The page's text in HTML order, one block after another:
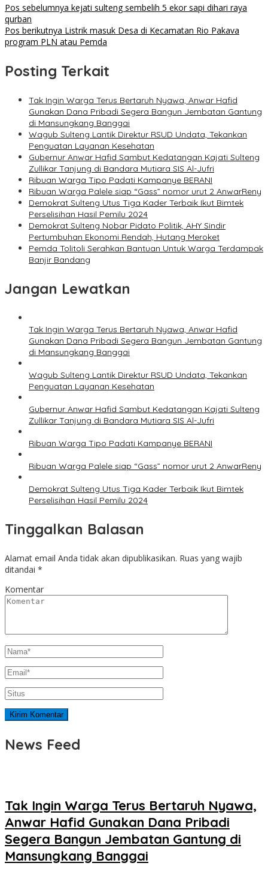
Pos sebelumnya kejati sulteng sembelih 5 ekor sapi dihari raya
qurban
Pos berikutnya Listrik masuk Desa di Kecamatan Rio Pakava
program PLN atau Pemda
Posting Terkait
Tak Ingin Warga Terus Bertaruh Nyawa, Anwar Hafid
Gunakan Dana Pribadi Segera Bangun Jembatan Gantung
di Mansungkang Banggai
Wagub Sulteng Lantik Direktur RSUD Undata, Tekankan
Penguatan Layanan Kesehatan
Gubernur Anwar Hafid Sambut Kedatangan Kajati Sulteng
Zullikar Tanjung di Bandara Mutiara SIS Al-Jufri
Ribuan Warga Tipo Padati Kampanye BERANI
Ribuan Warga Palele siap “Gass” nomor urut 2 AnwarReny
Demokrat Sulteng Utus Tiga Kader Terbaik Ikut Bimtek
Perselisihan Hasil Pemilu 2024
Demokrat Sulteng Nobar Pidato Politik, AHY Sindir
Pertumbuhan Ekonomi Rendah, Hutang Meroket
Pemda Tolitoli Serahkan Bantuan Untuk Warga Terdampak
Banjir Bandang
Jangan Lewatkan
Tak Ingin Warga Terus Bertaruh Nyawa, Anwar Hafid
Gunakan Dana Pribadi Segera Bangun Jembatan Gantung
di Mansungkang Banggai
Wagub Sulteng Lantik Direktur RSUD Undata, Tekankan
Penguatan Layanan Kesehatan
Gubernur Anwar Hafid Sambut Kedatangan Kajati Sulteng
Zullikar Tanjung di Bandara Mutiara SIS Al-Jufri
Ribuan Warga Tipo Padati Kampanye BERANI
Ribuan Warga Palele siap “Gass” nomor urut 2 AnwarReny
Demokrat Sulteng Utus Tiga Kader Terbaik Ikut Bimtek
Perselisihan Hasil Pemilu 2024
Tinggalkan Balasan
Alamat email Anda tidak akan dipublikasikan. Ruas yang wajib
ditandai *
Komentar
News Feed
Tak Ingin Warga Terus Bertaruh Nyawa,
Anwar Hafid Gunakan Dana Pribadi
Segera Bangun Jembatan Gantung di
Mansungkang Banggai